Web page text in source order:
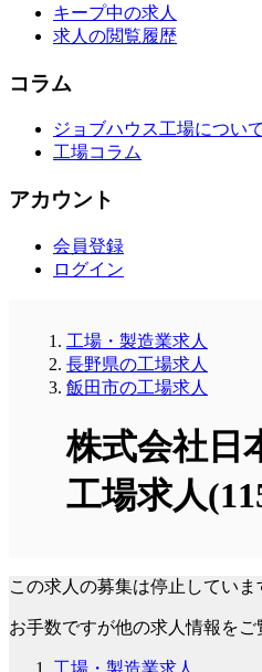
キープ中の求人
求人の閲覧履歴
コラム
ジョブハウス工場について
工場コラム
アカウント
会員登録
ログイン
工場・製造業求人
長野県の工場求人
飯田市の工場求人
株式会社日
工場求人
この求人の募集は停止していま
お手数ですが他の求人情報をご
工場・製造業求人